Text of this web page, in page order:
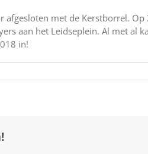
met de Kerstborrel.
aan het Leidseplein. Al met al
in!